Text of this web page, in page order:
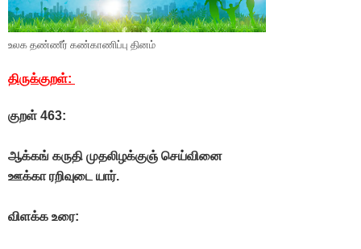
உலக தண்ணீர் கண்காணிப்பு தினம்
திருக்குறள்:
குறள் 463:
ஆக்கங் கருதி முதலிழக்குஞ் செய்வினை
ஊக்கா ரறிவுடை யார்.
விளக்க உரை: